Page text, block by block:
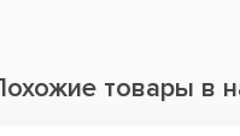
товары в